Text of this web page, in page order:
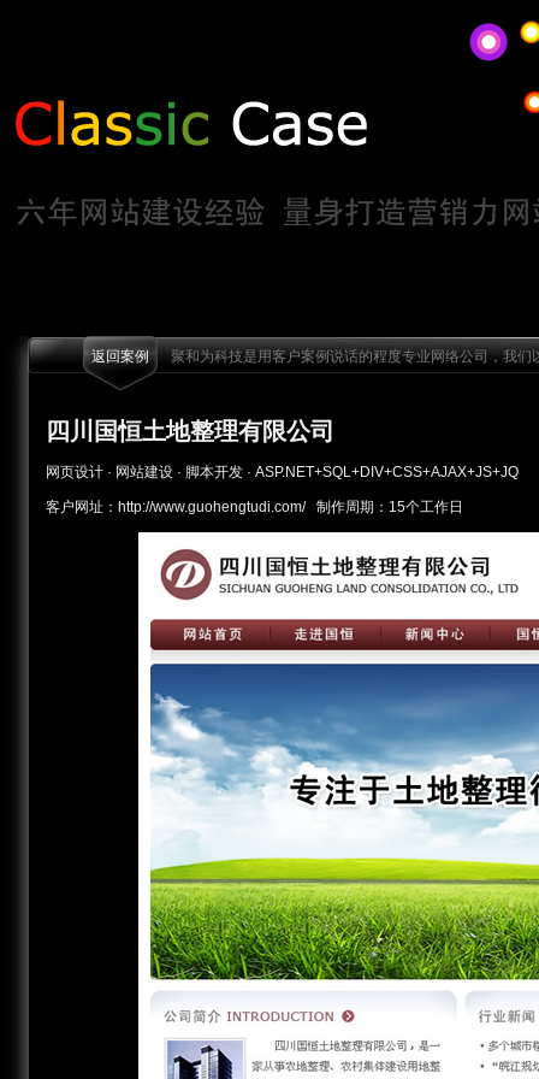
返回案例聚和为科技是用客户案例说话的程度专业网络公司，我们
四川国恒土地整理有限公司
网页设计 · 网站建设 · 脚本开发 · ASP.NET+SQL+DIV+CSS+AJAX+JS+JQ
客户网址：http://www.guohengtudi.com/ 制作周期：15个工作日